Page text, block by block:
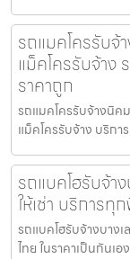
รถแมคโครรับจ้
แม็คโครรับจ้าง
ราคาถูก
รถแมคโครรับจ้างนิค
แม็คโครรับจ้าง บริกา
รถแบคโฮรับจ้า
ให้เช่า บริการทุ
รถแบคโฮรับจ้างบาง
ไทย ในราคาเป็นกัน